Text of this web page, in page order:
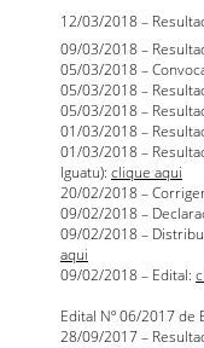
12/03/2018 –
09/03/2018 –
05/03/2018 –
05/03/2018 –
05/03/2018 –
01/03/2018 –
01/03/2018 –
Iguatu): clique aqui
20/02/2018 –
09/02/2018 –
09/02/2018 –
aqui
09/02/2018 – Edital:
Edital Nº 06/2017 de
28/09/2017 –